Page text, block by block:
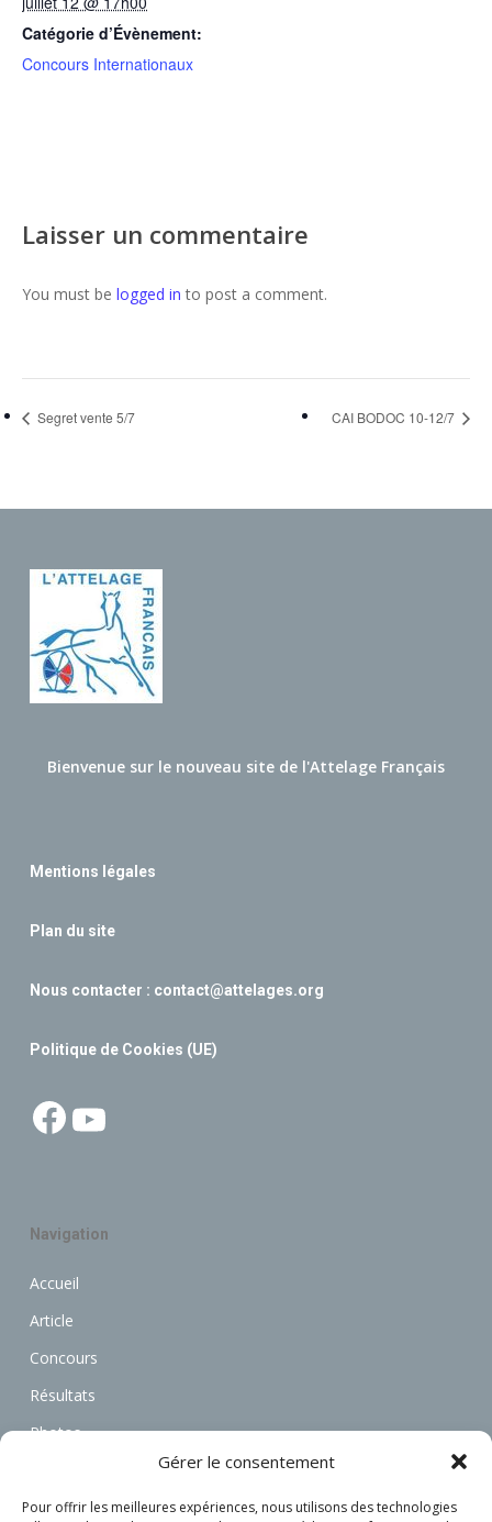
Gérer le consentement
Pour offrir les meilleures expériences, nous utilisons des technologies
Catégorie d’Évènement:
Concours Internationaux
Laisser un commentaire
You must be logged in to post a comment.
Segret vente 5/7 CAI BODOC 10-12/7
Bienvenue sur le nouveau site de l'Attelage Français
Mentions légales
Plan du site
Nous contacter : contact@attelages.org
Politique de Cookies (UE)
Facebook
Navigation
Accueil
Article
Concours
Résultats
Photos
Annonces